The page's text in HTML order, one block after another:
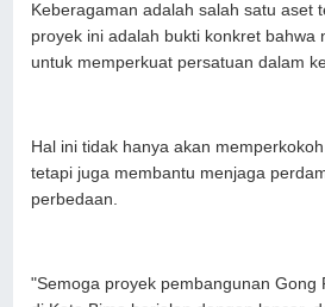
Keberagaman adalah salah satu aset
proyek ini adalah bukti konkret bahwa
untuk memperkuat persatuan dalam
Hal ini tidak hanya akan
tetapi juga membantu menjaga
perbedaan.
"Semoga proyek pembangunan Gong